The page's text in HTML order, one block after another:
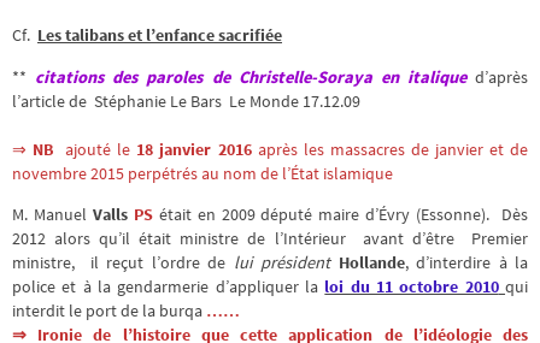
Cf. Les talibans et l’enfance sacrifiée
** citations des paroles de Christelle-Soraya en italique d’après
l’article de Stéphanie Le Bars Le Monde 17.12.09
⇒ NB ajouté le 18 janvier 2016 après les massacres de janvier et de
novembre 2015 perpétrés au nom de l’État islamique
M. Manuel Valls PSétait en 2009 député maire d’Évry (Essonne). Dès
2012 alors qu’il était ministre de l’Intérieur avant d’être Premier
ministre, il reçut l’ordre de lui présidentHollande, d’interdire à la
police et à la gendarmerie d’appliquer la loi du 11 octobre 2010 qui
interdit le port de la burqa ……
⇒ Ironie de l’histoire que cette application de l’idéologie des